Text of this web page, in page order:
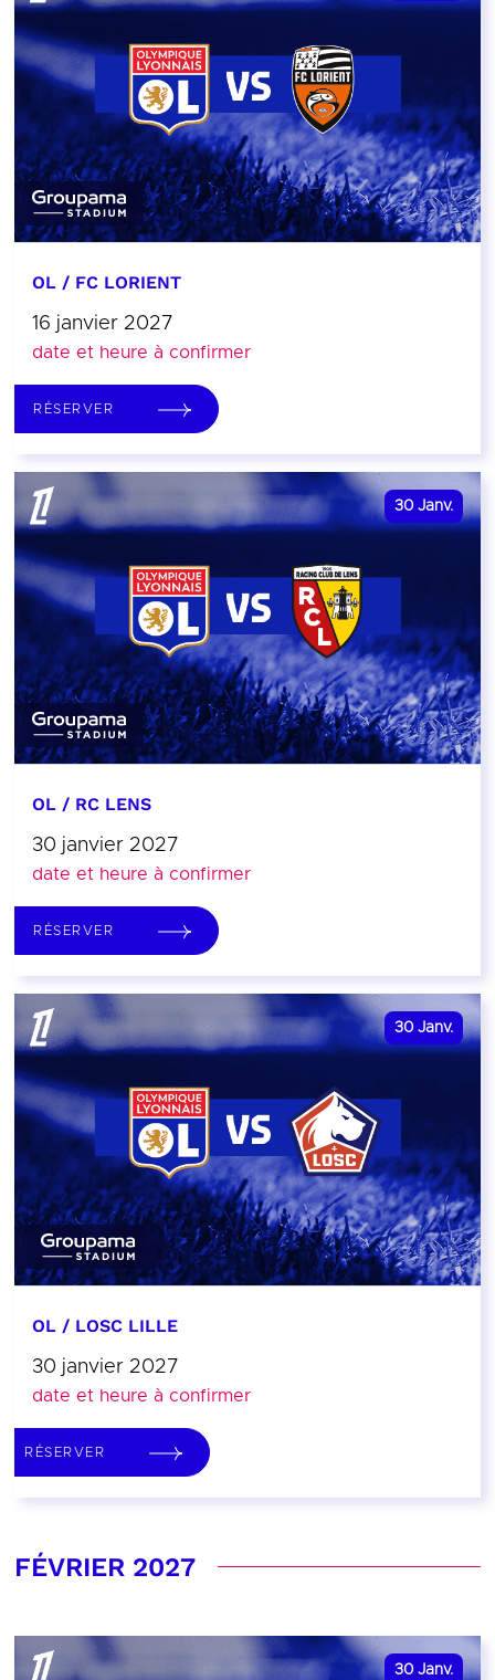
OL / FC LORIENT
16 janvier 2027
date et heure à confirmer
RÉSERVER
30 Janv.
OL / RC LENS
30 janvier 2027
date et heure à confirmer
RÉSERVER
30 Janv.
OL / LOSC LILLE
30 janvier 2027
date et heure à confirmer
RÉSERVER
FÉVRIER 2027
30 Janv.